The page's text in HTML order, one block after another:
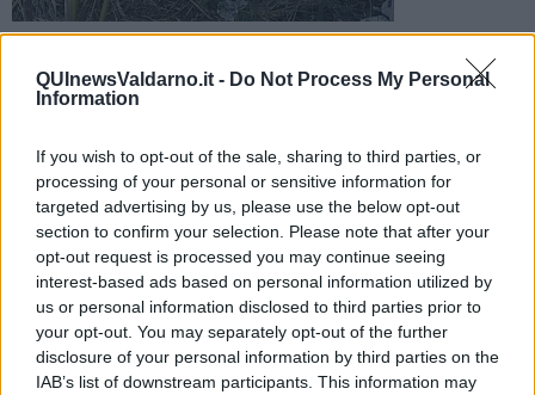
QUInewsValdarno.it - Do Not Process My Personal
Information
If you wish to opt-out of the sale, sharing to third parties, or
processing of your personal or sensitive information for
targeted advertising by us, please use the below opt-out
section to confirm your selection. Please note that after your
opt-out request is processed you may continue seeing
interest-based ads based on personal information utilized by
us or personal information disclosed to third parties prior to
your opt-out. You may separately opt-out of the further
disclosure of your personal information by third parties on the
IAB’s list of downstream participants. This information may
borgo di proprietà dei Ferragamo. Il rogo ha coinvolto
sterpaglie
SAN GIUSTINO —Ennesimo rogo nell'aretino. Un incendio è
divampato nel pomeriggio al Borro nelle tenute agricole della
famiglia Ferragamo.
Ad andare in fiamme, lungo la provinciale di Vitereta, diversi ettari
di sterpaglie avvicinandosi anche alla boscaglia e all'aviosuperficie
presente nella zona.